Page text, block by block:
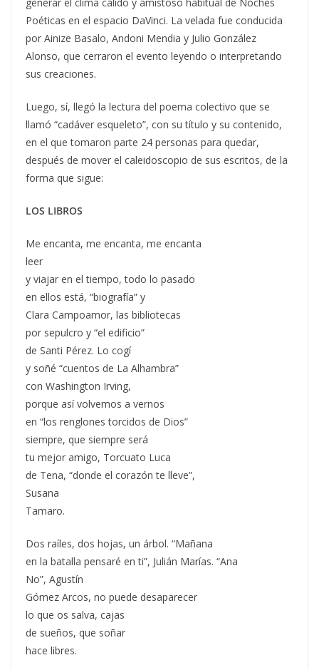
Poéticas en el espacio DaVinci. La velada fue conducida
por Ainize Basalo, Andoni Mendia y Julio González
Alonso, que cerraron el evento leyendo o interpretando
sus creaciones.
Luego, sí, llegó la lectura del poema colectivo que se
llamó “cadáver esqueleto”, con su título y su contenido,
en el que tomaron parte 24 personas para quedar,
después de mover el caleidoscopio de sus escritos, de la
forma que sigue:
LOS LIBROS
Me encanta, me encanta, me encanta
leer
y viajar en el tiempo, todo lo pasado
en ellos está, “biografía” y
Clara Campoamor, las bibliotecas
por sepulcro y “el edificio”
de Santi Pérez. Lo cogí
y soñé “cuentos de La Alhambra”
con Washington Irving,
porque así volvemos a vernos
en “los renglones torcidos de Dios”
siempre, que siempre será
tu mejor amigo, Torcuato Luca
de Tena, “donde el corazón te lleve”,
Susana
Tamaro.
Dos raíles, dos hojas, un árbol. “Mañana
en la batalla pensaré en ti”, Julián Marías. “Ana
No”, Agustín
Gómez Arcos, no puede desaparecer
lo que os salva, cajas
de sueños, que soñar
hace libres.